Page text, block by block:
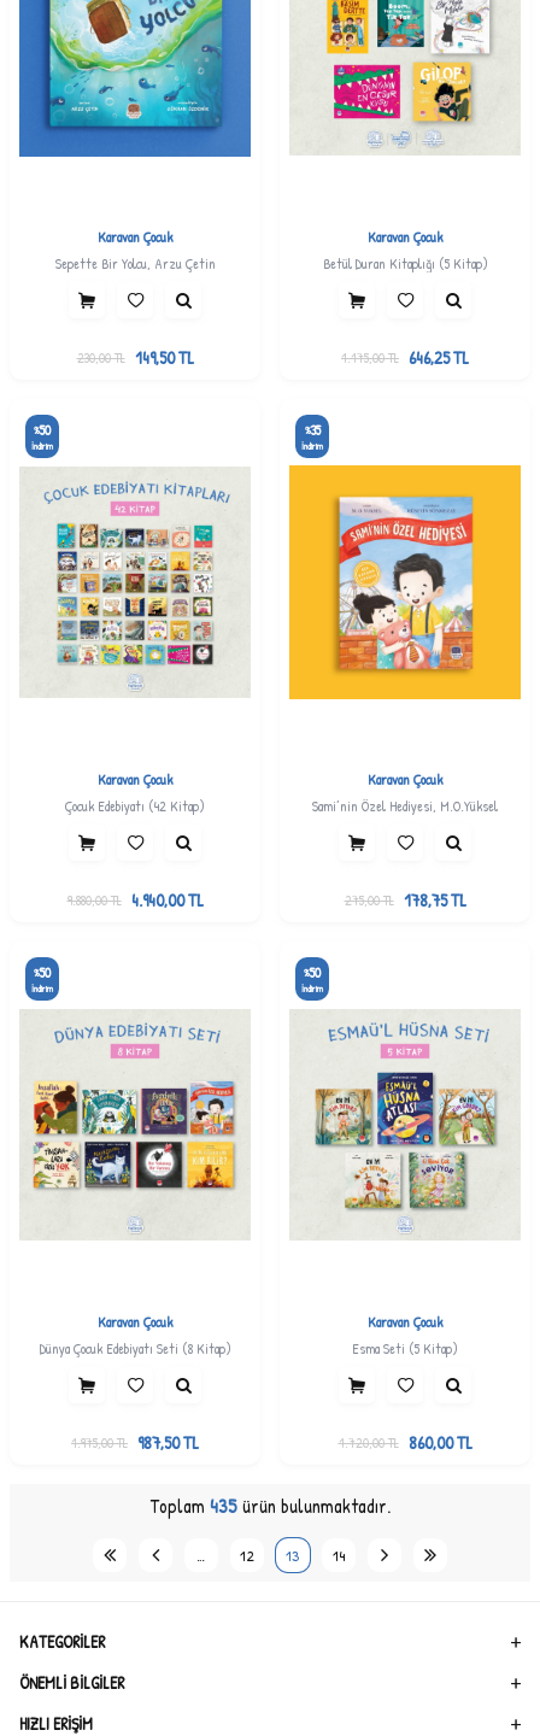
Karavan Çocuk
Sepette Bir Yolcu, Arzu Çetin
230,00TL 149,50TL
Karavan Çocuk
Betül Duran Kitaplığı (5 Kitap)
1.175,00TL 646,25TL
%50
İndirim
Karavan Çocuk
Çocuk Edebiyatı (42 Kitap)
9.880,00TL 4.940,00TL
%35
İndirim
Karavan Çocuk
Sami’nin Özel Hediyesi, M.O.Yüksel
275,00TL 178,75TL
%50
İndirim
Karavan Çocuk
Dünya Çocuk Edebiyatı Seti (8 Kitap)
1.975,00TL 987,50TL
%50
İndirim
Karavan Çocuk
Esma Seti (5 Kitap)
1.720,00TL 860,00TL
Toplam 435ürün bulunmaktadır.
… 12 13 14
KATEGORILER
ÖNEMLI BILGILER
HIZLI ERIŞIM